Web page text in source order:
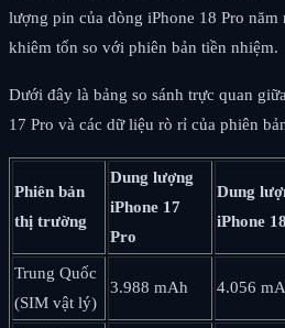
lượng pin của dòng iPhone 18 Pro năm
khiêm tốn so với phiên bản tiền nhiệm.
Dưới đây là bảng so sánh trực quan
17 Pro và các dữ liệu rò rỉ của phiên
Phiên bản
thị trường
Dung lượng
iPhone 17
Pro
Dung
iPhone
Trung Quốc
(SIM vật lý)
3.988 mAh 4.056